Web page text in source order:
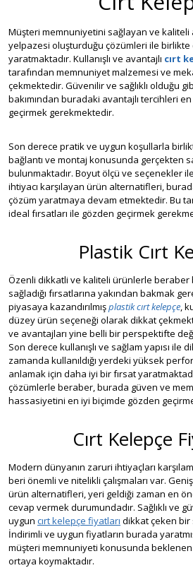
Müşteri memnuniyetini sağlayan ve
yelpazesi oluşturduğu çözümleri ile birlikte
yaratmaktadır. Kullanışlı ve avantajlı cırt
tarafından memnuniyet malzemesi ve
çekmektedir. Güvenilir ve sağlıklı olduğu
bakımından buradaki avantajlı tercihleri
geçirmek gerekmektedir.
Son derece pratik ve uygun koşullarla
bağlantı ve montaj konusunda gerçekten
bulunmaktadır. Boyut ölçü ve seçenekler
ihtiyacı karşılayan ürün alternatifleri,
çözüm yaratmaya devam etmektedir. Bu
ideal fırsatları ile gözden geçirmek
Plastik Cırt
Özenli dikkatli ve kaliteli ürünlerle
sağladığı fırsatlarına yakından bakmak
piyasaya kazandırılmışplastik cırt kelepçe,
düzey ürün seçeneği olarak dikkat
ve avantajları yine belli bir perspektifte
Son derece kullanışlı ve sağlam yapısı ile
zamanda kullanıldığı yerdeki yüksek
anlamak için daha iyi bir fırsat
çözümlerle beraber, burada güven ve
hassasiyetini en iyi biçimde gözden
Cırt Kelepçe
Modern dünyanın zaruri ihtiyaçları
beri önemli ve nitelikli çalışmaları var.
ürün alternatifleri, yeri geldiği zaman en
cevap vermek durumundadır. Sağlıklı ve
uygun cırt kelepçe fiyatları dikkat çeken bir
İndirimli ve uygun fiyatların burada
müşteri memnuniyeti konusunda
ortaya koymaktadır.